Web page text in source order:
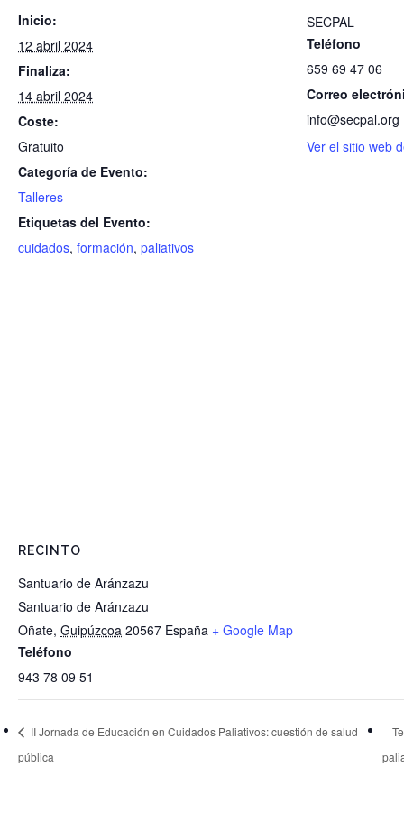
Inicio:
12 abril 2024
Finaliza:
14 abril 2024
Coste:
Gratuito
Categoría de Evento:
Talleres
Etiquetas del Evento:
cuidados, formación, paliativos
SECPAL
Teléfono
659 69 47 06
Correo
info@secpal.org
Ver el sitio web
RECINTO
Santuario de Aránzazu
Santuario de Aránzazu
Oñate, Guipúzcoa 20567 España + Google Map
Teléfono
943 78 09 51
II Jornada de Educación en Cuidados Paliativos: cuestión de salud
pública